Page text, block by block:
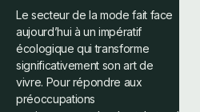
Le secteur de la mode fait face
aujourd’hui à un impératif
écologique qui transforme
significativement son art de
vivre. Pour répondre aux
préoccupations